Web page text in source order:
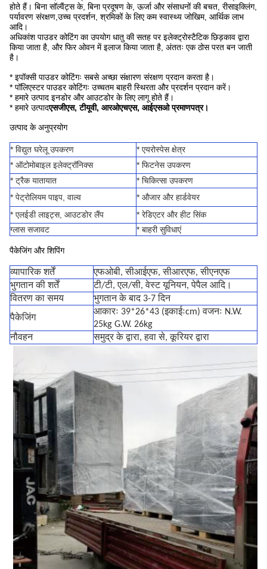
होते हैं। बिना सॉल्वैंट्स के, बिना प्रदूषण के, ऊर्जा और संसाधनों की बचत, रीसाइक्लिंग,
पर्यावरण संरक्षण,उच्च प्रदर्शन, श्रमिकों के लिए कम स्वास्थ्य जोखिम, आर्थिक लाभ
आदि।
अधिकांश पाउडर कोटिंग का उपयोग धातु की सतह पर इलेक्ट्रोस्टैटिक छिड़काव द्वारा
किया जाता है, और फिर ओवन में इलाज किया जाता है, अंततः एक ठोस परत बन जाती
है।
* इपॉक्सी पाउडर कोटिंगः सबसे अच्छा संक्षारण संरक्षण प्रदान करता है।
* पॉलिएस्टर पाउडर कोटिंगः उच्चतम बाहरी स्थिरता और प्रदर्शन प्रदान करें।
* हमारे उत्पाद इनडोर और आउटडोर के लिए लागू होते हैं।
* हमारे उत्पादएसजीएस, टीयूवी, आरओएचएस, आईएसओ प्रमाणपत्र।
उत्पाद के अनुप्रयोग
* विद्युत घरेलू उपकरण
* एयरोस्पेस क्षेत्र
* ऑटोमोबाइल इलेक्ट्रॉनिक्स
* फिटनेस उपकरण
* ट्रैक यातायात
* चिकित्सा उपकरण
* पेट्रोलियम पाइप, वाल्व
* औजार और हार्डवेयर
* एलईडी लाइट्स, आउटडोर लैंप
* रेडिएटर और हीट सिंक
ग्लास सजावट
* बाहरी सुविधाएं
पैकेजिंग और शिपिंग
व्यापारिक शर्तें
एफओबी, सीआईएफ, सीआरएफ, सीएनएफ
भुगतान की शर्तें
टी/टी, एल/सी, वेस्ट यूनियन, पेपैल आदि।
वितरण का समय
भुगतान के बाद 3-7 दिन
पैकेजिंग
आकारः 39*26*43 (इकाईःcm) वजनः N.W.
25kg G.W. 26kg
नौवहन
समुद्र के द्वारा, हवा से, कूरियर द्वारा